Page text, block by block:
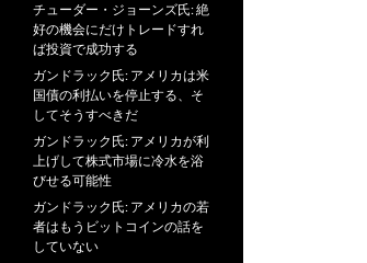
チューダー・ジョーンズ氏: 絶
好の機会にだけトレードすれ
ば投資で成功する
ガンドラック氏: アメリカは米
国債の利払いを停止する、そ
してそうすべきだ
ガンドラック氏: アメリカが利
上げして株式市場に冷水を浴
びせる可能性
ガンドラック氏: アメリカの若
者はもうビットコインの話を
していない